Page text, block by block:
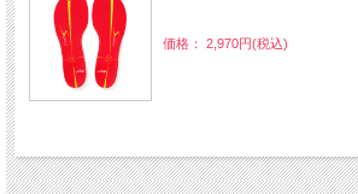
価格： 2,970円(税込)